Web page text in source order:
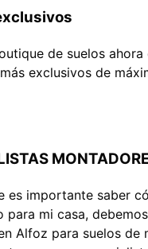
de suelos
exclusivos de
es importante saber
para mi casa,
Alfoz para suelos de